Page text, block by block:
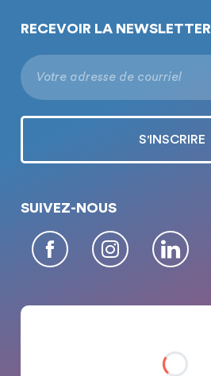
RECEVOIR LA NEWSLETTER
SUIVEZ-NOUS